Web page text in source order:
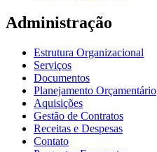
Administração
Estrutura Organizacional
Serviços
Documentos
Planejamento Orçamentário
Aquisições
Gestão de Contratos
Receitas e Despesas
Contato